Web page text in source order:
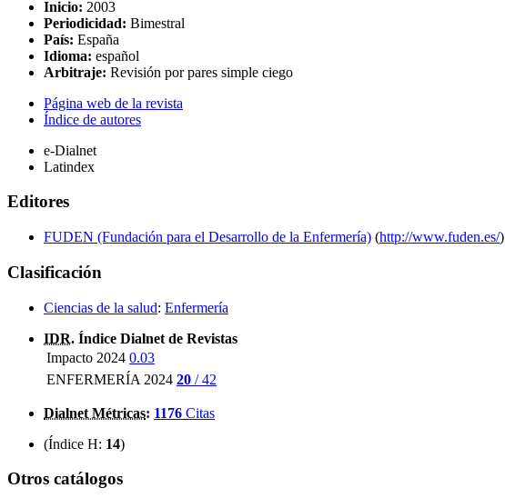
Inicio: 2003
Periodicidad: Bimestral
País: España
Idioma: español
Arbitraje: Revisión por pares simple ciego
Página web de la revista
Índice de autores
e-Dialnet
Latindex
Editores
FUDEN (Fundación para el Desarrollo de la Enfermería) (http://www.fuden.es/)
Clasificación
Ciencias de la salud: Enfermería
IDR. Índice Dialnet de Revistas
Impacto 2024 0.03
ENFERMERÍA 2024 20 / 42
Dialnet Métricas: 1176 Citas
(Índice H: 14)
Otros catálogos